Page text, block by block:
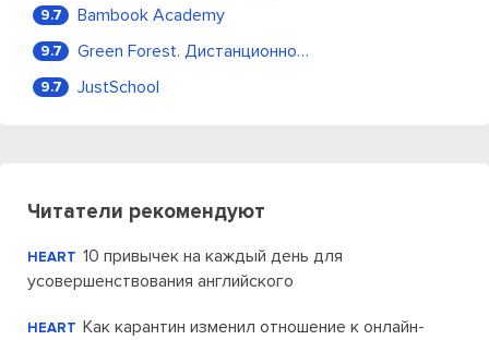
9.7 Bambook Academy
9.7 Green Forest. Дистанционное обучение
9.7 JustSchool
Читатели рекомендуют
HEART 10 привычек на каждый день для
усовершенствования английского
HEART Как карантин изменил отношение к онлайн-